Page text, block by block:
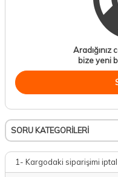
Aradığınız
bize yeni
SORU KATEGORILERI
1- Kargodaki siparişimi